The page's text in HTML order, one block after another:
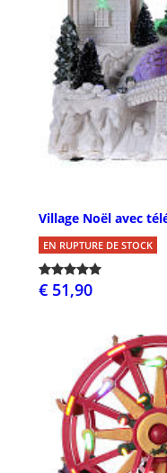
Village Noël avec
EN RUPTURE DE STOCK
€ 51,90